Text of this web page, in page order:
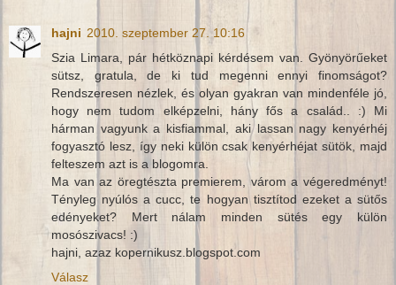
hajni 2010. szeptember 27. 10:16
Szia Limara, pár hétköznapi kérdésem van. Gyönyörűeket
sütsz, gratula, de ki tud megenni ennyi finomságot?
Rendszeresen nézlek, és olyan gyakran van mindenféle jó,
hogy nem tudom elképzelni, hány fős a család.. :) Mi
hárman vagyunk a kisfiammal, aki lassan nagy kenyérhéj
fogyasztó lesz, így neki külön csak kenyérhéjat sütök, majd
felteszem azt is a blogomra.
Ma van az öregtészta premierem, várom a végeredményt!
Tényleg nyúlós a cucc, te hogyan tisztítod ezeket a sütős
edényeket? Mert nálam minden sütés egy külön
mosószivacs! :)
hajni, azaz kopernikusz.blogspot.com
Válasz